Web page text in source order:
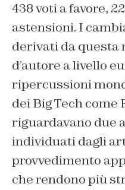
438 voti a favore,
astensioni. I
derivati da
d’autore a livello
ripercussioni
dei Big Tech come
riguardavano due
individuati dagli
provvedimento
che rendono più